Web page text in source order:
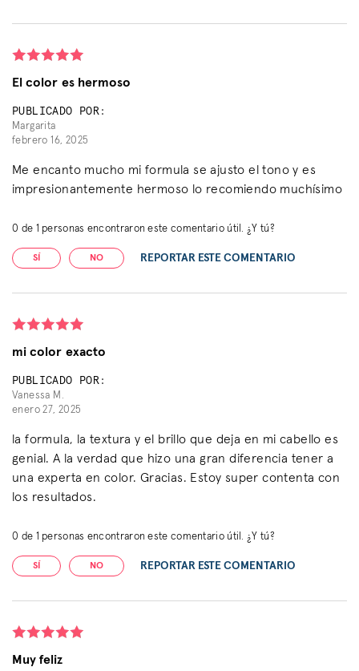
El color es hermoso
PUBLICADO POR:
Margarita
febrero 16, 2025
Me encanto mucho mi formula se ajusto el tono y es
impresionantemente hermoso lo recomiendo muchísimo
0 de 1 personas encontraron este comentario útil. ¿Y tú?
SÍ NO REPORTAR ESTE COMENTARIO
mi color exacto
PUBLICADO POR:
Vanessa M.
enero 27, 2025
la formula, la textura y el brillo que deja en mi cabello es
genial. A la verdad que hizo una gran diferencia tener a
una experta en color. Gracias. Estoy super contenta con
los resultados.
0 de 1 personas encontraron este comentario útil. ¿Y tú?
SÍ NO REPORTAR ESTE COMENTARIO
Muy feliz